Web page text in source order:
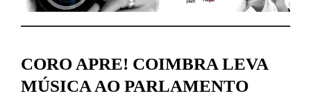
CORO APRE! COIMBRA LEVA
MÚSICA AO PARLAMENTO